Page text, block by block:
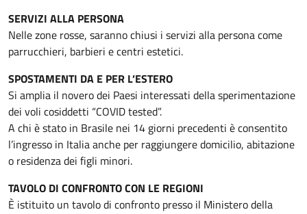
SERVIZI ALLA PERSONA
Nelle zone rosse, saranno chiusi i servizi alla persona come
parrucchieri, barbieri e centri estetici.
SPOSTAMENTI DA E PER L’ESTERO
Si amplia il novero dei Paesi interessati della sperimentazione
dei voli cosiddetti “COVID tested”.
A chi è stato in Brasile nei 14 giorni precedenti è consentito
l’ingresso in Italia anche per raggiungere domicilio, abitazione
o residenza dei figli minori.
TAVOLO DI CONFRONTO CON LE REGIONI
È istituito un tavolo di confronto presso il Ministero della